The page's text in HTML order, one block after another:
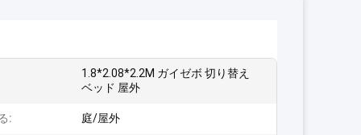
1.8*2.08*2.2M ガイゼボ 切り替え
ベッド 屋外
: 庭/屋外